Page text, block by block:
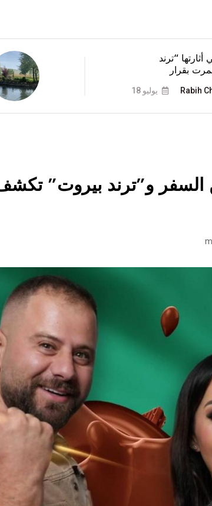
أثارتها “ترند
بقرار
Rabih يوليو 18
و”ترند بيروت” تكشف